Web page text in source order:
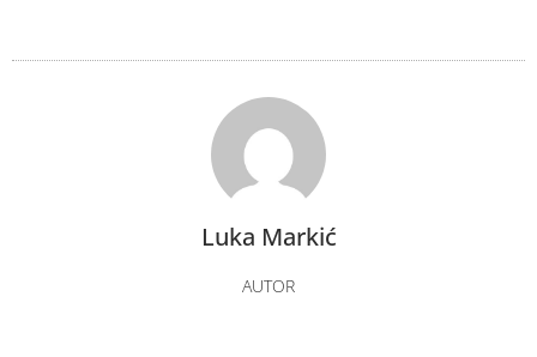
Luka Markić
AUTOR